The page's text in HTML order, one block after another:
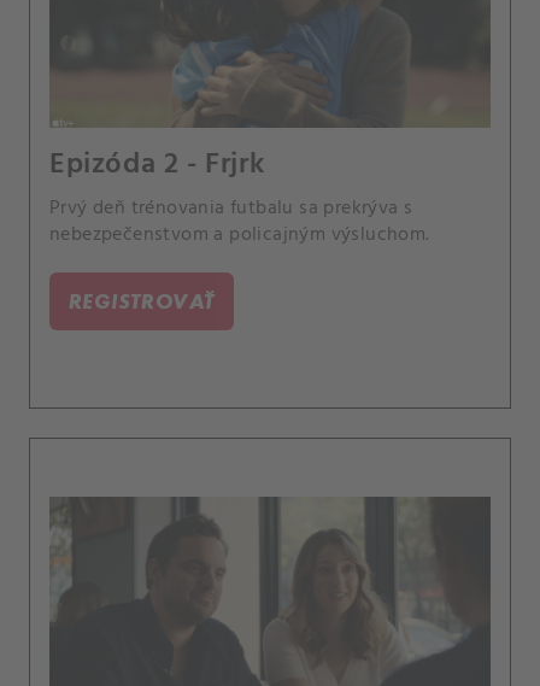
Epizóda 2 - Frjrk
Prvý deň trénovania futbalu sa prekrýva s
nebezpečenstvom a policajným výsluchom.
REGISTROVAŤ